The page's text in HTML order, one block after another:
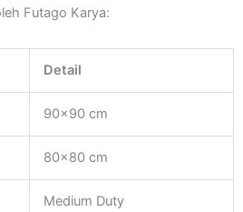
Futago Karya:
Detail
90×90 cm
80×80 cm
Medium Duty